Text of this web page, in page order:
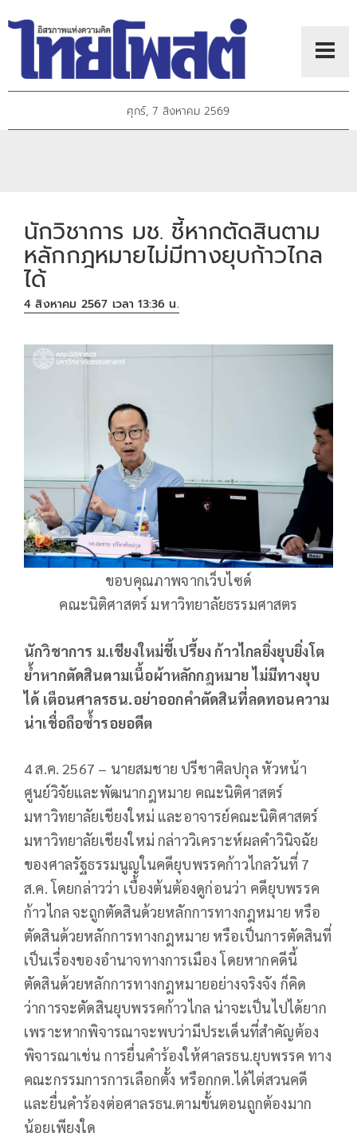
ศุกร์, 7 สิงหาคม 2569
นักวิชาการ มช. ชี้หากตัดสินตาม
หลักกฎหมายไม่มีทางยุบก้าวไกล
ได้
4 สิงหาคม 2567 เวลา 13:36 น.
ขอบคุณภาพจากเว็บไซด์
คณะนิติศาสตร์ มหาวิทยาลัยธรรมศาสตร
นักวิชาการ ม.เชียงใหม่ชี้เปรี้ยง ก้าวไกลยิ่งยุบยิ่งโต
ย้ำหากตัดสินตามเนื้อผ้าหลักกฎหมาย ไม่มีทางยุบ
ได้ เตือนศาลรธน.อย่าออกคำตัดสินที่ลดทอนความ
น่าเชื่อถือซ้ำรอยอดีต
4 ส.ค. 2567 – นายสมชาย ปรีชาศิลปกุล หัวหน้า
ศูนย์วิจัยและพัฒนากฎหมาย คณะนิติศาสตร์
มหาวิทยาลัยเชียงใหม่ และอาจารย์คณะนิติศาสตร์
มหาวิทยาลัยเชียงใหม่ กล่าววิเคราะห์ผลคำวินิจฉัย
ของศาลรัฐธรรมนูญในคดียุบพรรคก้าวไกลวันที่ 7
ส.ค. โดยกล่าวว่า เบื้องต้นต้องดูก่อนว่า คดียุบพรรค
ก้าวไกล จะถูกตัดสินด้วยหลักการทางกฎหมาย หรือ
ตัดสินด้วยหลักการทางกฎหมาย หรือเป็นการตัดสินที่
เป็นเรื่องของอำนาจทางการเมือง โดยหากคดีนี้
ตัดสินด้วยหลักการทางกฎหมายอย่างจริงจัง ก็คิด
ว่าการจะตัดสินยุบพรรคก้าวไกล น่าจะเป็นไปได้ยาก
เพราะหากพิจารณาจะพบว่ามีประเด็นที่สำคัญต้อง
พิจารณาเช่น การยื่นคำร้องให้ศาลรธน.ยุบพรรค ทาง
คณะกรรมการการเลือกตั้ง หรือกกต.ได้ไต่สวนคดี
และยื่นคำร้องต่อศาลรธน.ตามขั้นตอนถูกต้องมาก
น้อยเพียงใด